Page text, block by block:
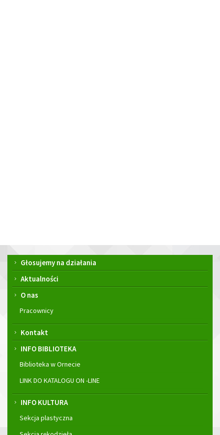
Menu
główne
Głosujemy na działania
Aktualności
O nas
Pracownicy
Kontakt
INFO BIBLIOTEKA
Biblioteka w Ornecie
LINK DO KATALOGU ON -LINE
INFO KULTURA
Sekcja plastyczna